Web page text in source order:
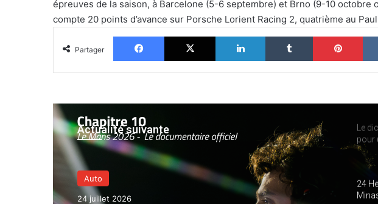
épreuves de la saison, à Barcelone (5-6 septembre) et Brno (9-10 octobre
compte 20 points d’avance sur Porsche Lorient Racing 2, quatrième au
Partager
Facebook X Linkedin Tumblr
Actualité suivante
Auto
24 juillet 2026
Le
pour
24